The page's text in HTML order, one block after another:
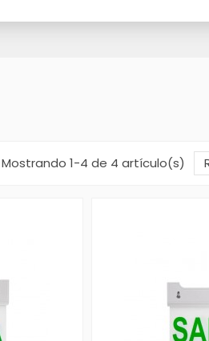
Mostrando 1-4 de 4 artículo(s)